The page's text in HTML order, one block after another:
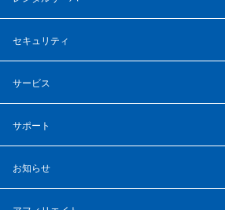
セキュリティ
サービス
サポート
お知らせ